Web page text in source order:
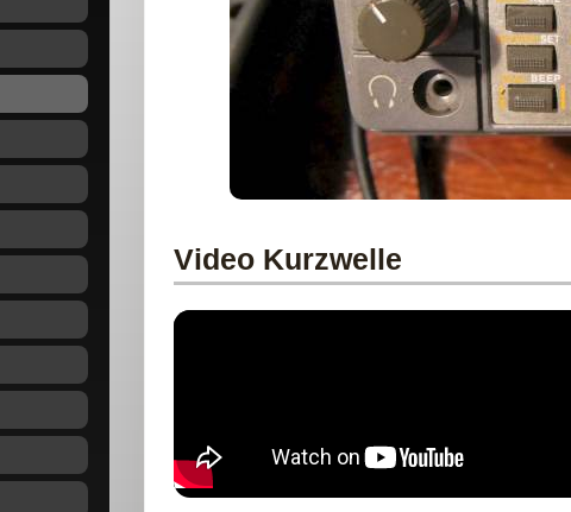
Video Kurzwelle